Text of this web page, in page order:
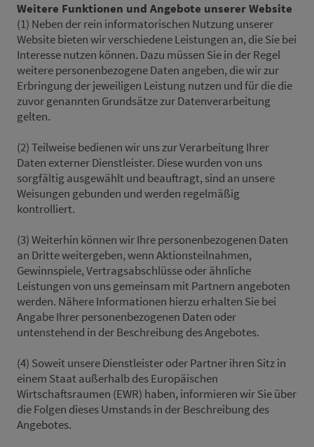
Weitere Funktionen und Angebote unserer Website
(1) Neben der rein informatorischen Nutzung unserer
Website bieten wir verschiedene Leistungen an, die Sie bei
Interesse nutzen können. Dazu müssen Sie in der Regel
weitere personenbezogene Daten angeben, die wir zur
Erbringung der jeweiligen Leistung nutzen und für die die
zuvor genannten Grundsätze zur Datenverarbeitung
gelten.
(2) Teilweise bedienen wir uns zur Verarbeitung Ihrer
Daten externer Dienstleister. Diese wurden von uns
sorgfältig ausgewählt und beauftragt, sind an unsere
Weisungen gebunden und werden regelmäßig
kontrolliert.
(3) Weiterhin können wir Ihre personenbezogenen Daten
an Dritte weitergeben, wenn Aktionsteilnahmen,
Gewinnspiele, Vertragsabschlüsse oder ähnliche
Leistungen von uns gemeinsam mit Partnern angeboten
werden. Nähere Informationen hierzu erhalten Sie bei
Angabe Ihrer personenbezogenen Daten oder
untenstehend in der Beschreibung des Angebotes.
(4) Soweit unsere Dienstleister oder Partner ihren Sitz in
einem Staat außerhalb des Europäischen
Wirtschaftsraumen (EWR) haben, informieren wir Sie über
die Folgen dieses Umstands in der Beschreibung des
Angebotes.